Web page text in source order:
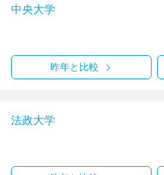
中央大学
昨年と比較
法政大学